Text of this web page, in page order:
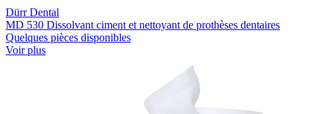
Dürr Dental
MD 530 Dissolvant ciment et nettoyant de prothèses dentaires
Quelques pièces disponibles
Voir plus